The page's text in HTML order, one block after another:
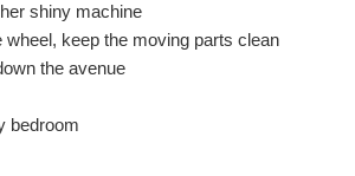
her shiny machine
wheel, keep the moving parts clean
the avenue
bedroom